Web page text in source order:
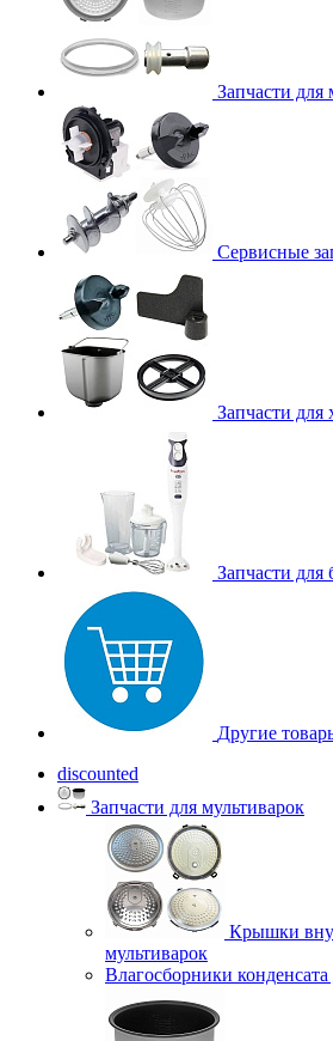
Запчасти для
Сервисные
Запчасти для
Запчасти для
Другие
discounted
Запчасти для мультиварок
Крышки
мультиварок
Влагосборники конденсата